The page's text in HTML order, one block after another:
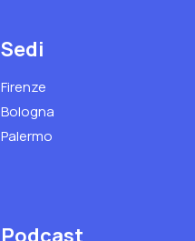
Sedi
Firenze
Bologna
Palermo
Podcast